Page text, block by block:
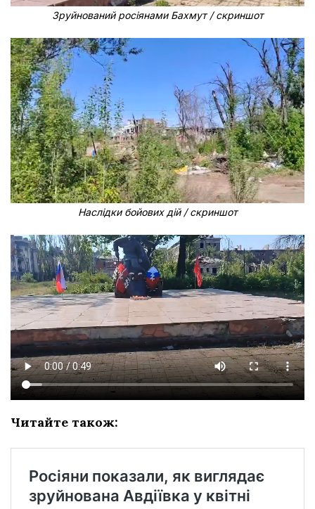
Зруйнований росіянами Бахмут / скриншот
Наслідки бойових дій / скриншот
Читайте також: